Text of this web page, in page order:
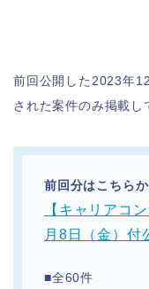
前回公開した2023年
された案件のみ掲載し
前回分はこちら
【キャリアコ
月8日（金）付
■全60件